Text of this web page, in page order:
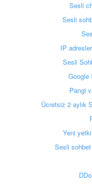
Sesli
Sesli
IP
Sesli
Google
Pangi
Ücretsiz 2 aylık
Yeni
Sesli